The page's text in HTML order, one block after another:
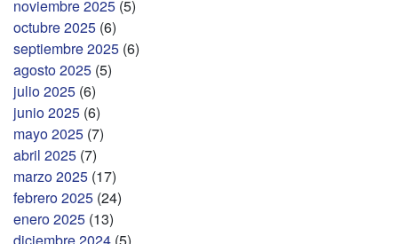
noviembre 2025 (5)
octubre 2025 (6)
septiembre 2025 (6)
agosto 2025 (5)
julio 2025 (6)
junio 2025 (6)
mayo 2025 (7)
abril 2025 (7)
marzo 2025 (17)
febrero 2025 (24)
enero 2025 (13)